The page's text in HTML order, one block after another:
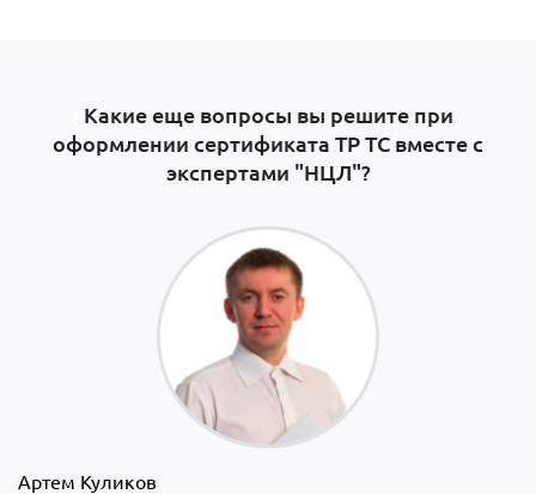
Какие еще вопросы вы решите при
оформлении сертификата ТР ТС вместе с
экспертами "НЦЛ"?
Артем Куликов